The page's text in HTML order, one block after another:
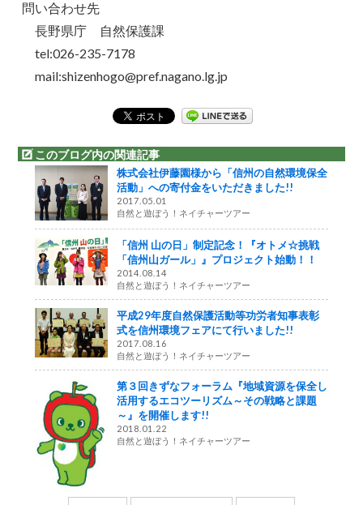
問い合わせ先
長野県庁 自然保護課
tel:026-235-7178
mail:shizenhogo@pref.nagano.lg.jp
このブログ内の関連記事
株式会社伊藤園様から「信州の自然環境保全
活動」への寄付金をいただきました!!
2017.05.01
自然と遊ぼう！ネイチャーツアー
「信州 山の日」制定記念！『オトメ☆挑戦
「信州山ガール」』プロジェクト始動！！
2014.08.14
自然と遊ぼう！ネイチャーツアー
平成29年度自然保護活動等功労者知事表彰
式を信州環境フェアにて行いました!!
2017.08.16
自然と遊ぼう！ネイチャーツアー
第３回きずなフォーラム『地域資源を保全し
活用するエコツーリズム～その戦略と課題
～』を開催します!!
2018.01.22
自然と遊ぼう！ネイチャーツアー